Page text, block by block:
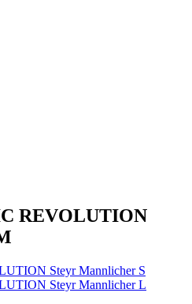
REVOLUTION
Steyr Mannlicher S
Steyr Mannlicher L